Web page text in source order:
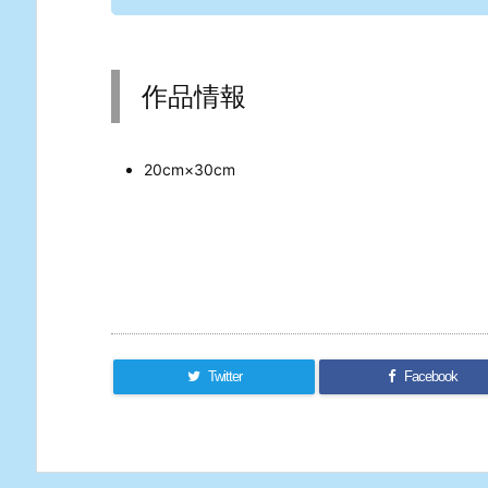
作品情報
20cm×30cm
Twitter Facebook